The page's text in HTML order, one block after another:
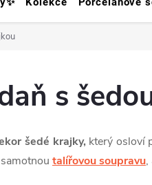
s
šedé krajky, který osloví
talířovou soupravu,